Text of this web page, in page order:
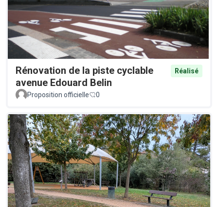
Rénovation de la piste cyclable
avenue Edouard Belin
Réalisé
Proposition officielle 0